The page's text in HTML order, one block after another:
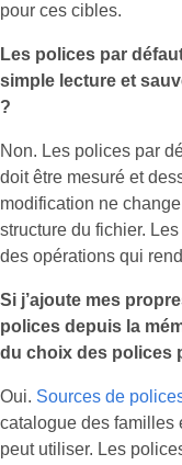
pour ces cibles.
Les polices par
simple lecture et
?
Non. Les polices par
doit être mesuré et
modification ne
structure du fichier.
des opérations qui
Si j’ajoute mes
polices depuis la
du choix des polices
Oui. Sources de
catalogue des familles
peut utiliser. Les